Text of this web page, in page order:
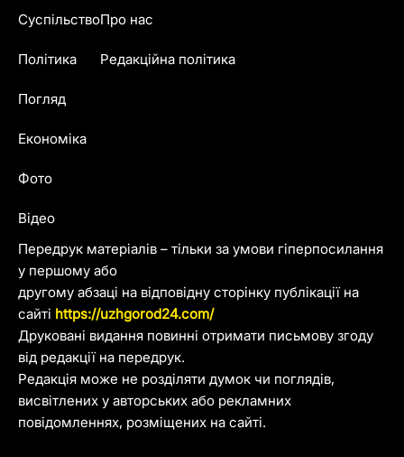
Передрук матеріалів – тільки за умови гіперпосилання
у першому або
другому абзаці на відповідну сторінку публікації на
сайті https://uzhgorod24.com/
Друковані видання повинні отримати письмову згоду
від редакції на передрук.
Редакція може не розділяти думок чи поглядів,
висвітлених у авторських або рекламних
повідомленнях, розміщених на сайті.
Суспільство
Політика
Погляд
Економіка
Фото
Відео
Про нас
Редакційна політика